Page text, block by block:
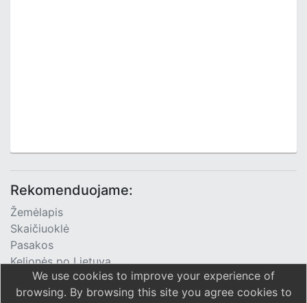
Rekomenduojame:
Žemėlapis
Skaičiuoklė
Pasakos
Kelionės po Lietuvą
TV Programa
We use cookies to improve your experience of
browsing. By browsing this site you agree cookies to